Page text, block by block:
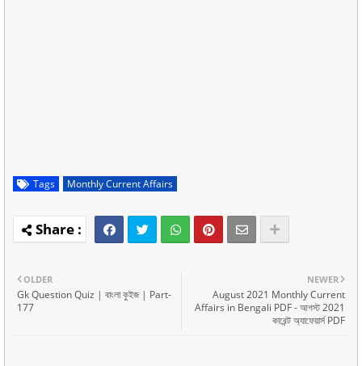
Tags Monthly Current Affairs
NEWER
August 2021 Monthly Current
Affairs in Bengali PDF - আগস্ট 2021
কারেন্ট অ্যাফেয়ার্স PDF
OLDER
Gk Question Quiz | বাংলা কুইজ | Part-
177